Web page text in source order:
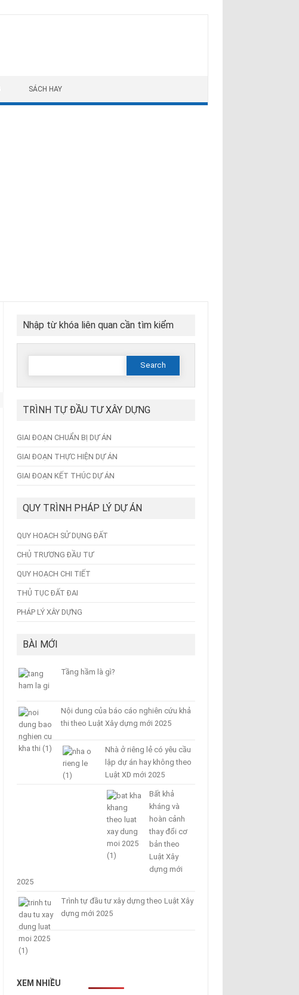
SÁCH HAY
Nhập từ khóa liên quan cần tìm kiểm
Search
TRÌNH TỰ ĐẦU TƯ XÂY DỰNG
GIAI ĐOẠN CHUẨN BỊ DỰ ÁN
GIAI ĐOẠN THỰC HIỆN DỰ ÁN
GIAI ĐOẠN KẾT THÚC DỰ ÁN
QUY TRÌNH PHÁP LÝ DỰ ÁN
QUY HOẠCH SỬ DỤNG ĐẤT
CHỦ TRƯƠNG ĐẦU TƯ
QUY HOẠCH CHI TIẾT
THỦ TỤC ĐẤT ĐAI
PHÁP LÝ XÂY DỰNG
BÀI MỚI
Tầng hầm là gì?
Nội dung của báo cáo nghiên cứu khả
thi theo Luật Xây dựng mới 2025
Nhà ở riêng lẻ có yêu cầu
lập dự án hay không theo
Luật XD mới 2025
Bất khả
kháng và
hoàn cảnh
thay đổi cơ
bản theo
Luật Xây
dựng mới
2025
Trình tự đầu tư xây dựng theo Luật Xây
dựng mới 2025
XEM NHIỀU